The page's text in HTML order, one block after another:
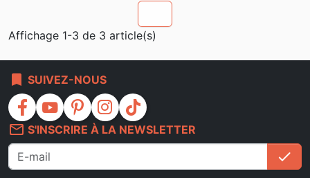
Affichage 1-3 de 3 article(s)
bookmark SUIVEZ-NOUS
facebook youtube pinterest instagram
tiktok
mail_outline S'INSCRIRE À LA NEWSLETTER
check